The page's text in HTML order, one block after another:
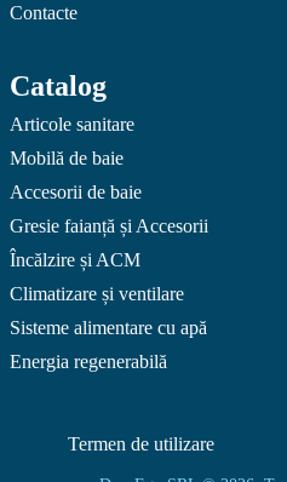
Contacte
Catalog
Articole sanitare
Mobilă de baie
Accesorii de baie
Gresie faianță și Accesorii
Încălzire și ACM
Climatizare și ventilare
Sisteme alimentare cu apă
Energia regenerabilă
Termen de utilizare